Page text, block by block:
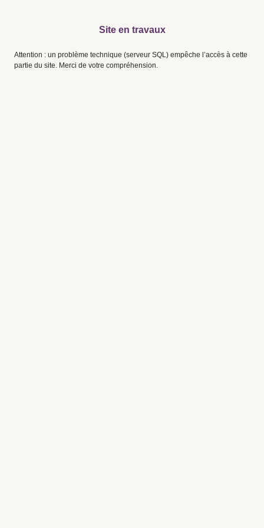
Site en travaux
Attention : un problème technique (serveur SQL) empêche l’accès à cette
partie du site. Merci de votre compréhension.